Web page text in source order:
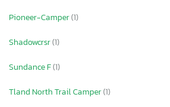
Pioneer-Camper(1)
Shadowcrsr(1)
Sundance F(1)
Tland North Trail Camper(1)